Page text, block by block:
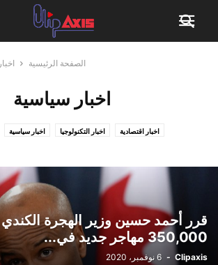
الصفحة الرئيسية
اخبار سياسية
اخبار اقتصادية اخبار التكنولوجيا اخبار سياسية
قرر أحمد حسين وزير الهجرة الكندي
350,000 مهاجر جديد في...
Clipaxis
- 6 نوفمبر، 2020